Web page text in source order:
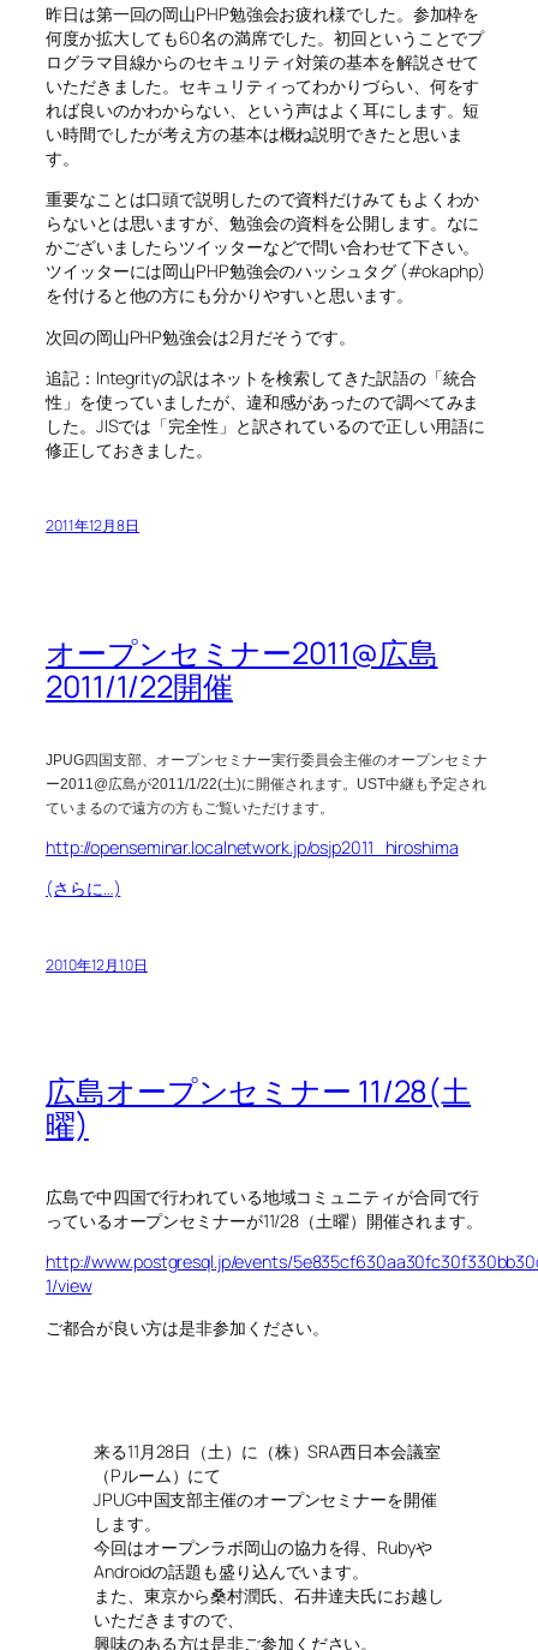
昨日は第一回の岡山PHP勉強会お疲れ様でした。参加枠を
何度か拡大しても60名の満席でした。初回ということでプ
ログラマ目線からのセキュリティ対策の基本を解説させて
いただきました。セキュリティってわかりづらい、何をす
れば良いのかわからない、という声はよく耳にします。短
い時間でしたが考え方の基本は概ね説明できたと思いま
す。
重要なことは口頭で説明したので資料だけみてもよくわか
らないとは思いますが、勉強会の資料を公開します。なに
かございましたらツイッターなどで問い合わせて下さい。
ツイッターには岡山PHP勉強会のハッシュタグ (#okaphp)
を付けると他の方にも分かりやすいと思います。
次回の岡山PHP勉強会は2月だそうです。
追記：Integrityの訳はネットを検索してきた訳語の「統合
性」を使っていましたが、違和感があったので調べてみま
した。JISでは「完全性」と訳されているので正しい用語に
修正しておきました。
2011年12月8日
オープンセミナー2011@広島
2011/1/22開催
JPUG四国支部、オープンセミナー実行委員会主催のオープンセミナ
ー2011@広島が2011/1/22(土)に開催されます。UST中継も予定され
ていまるので遠方の方もご覧いただけます。
http://openseminar.localnetwork.jp/osjp2011_hiroshima
(さらに…)
2010年12月10日
広島オープンセミナー 11/28(土
曜)
広島で中四国で行われている地域コミュニティが合同で行
っているオープンセミナーが11/28（土曜）開催されます。
http://www.postgresql.jp/events/
1/view
ご都合が良い方は是非参加ください。
来る11月28日（土）に（株）SRA西日本会議室
（Pルーム）にて
JPUG中国支部主催のオープンセミナーを開催
します。
今回はオープンラボ岡山の協力を得、Rubyや
Androidの話題も盛り込んでいます。
また、東京から桑村潤氏、石井達夫氏にお越し
いただきますので、
興味のある方は是非ご参加ください。